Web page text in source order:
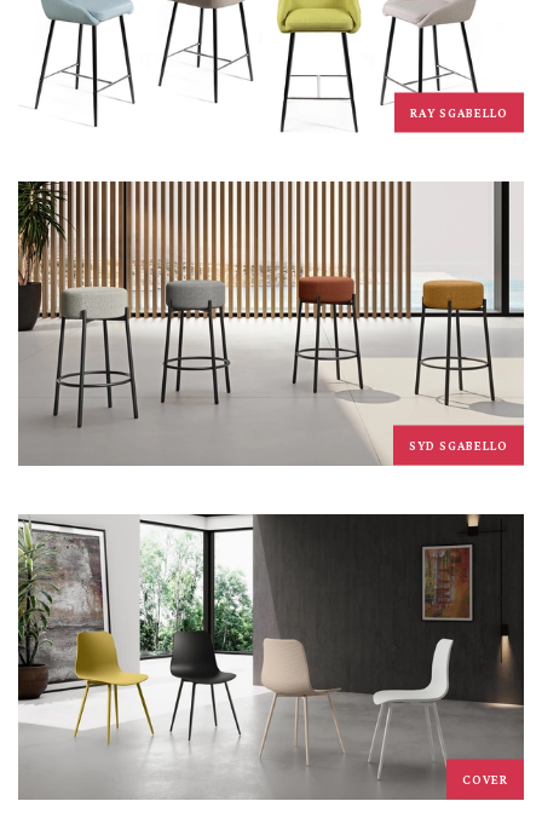
RAY SGABELLO
SYD SGABELLO
COVER